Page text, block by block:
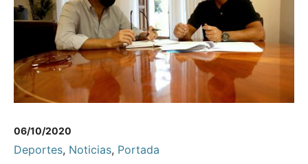
06/10/2020
Deportes, Noticias, Portada